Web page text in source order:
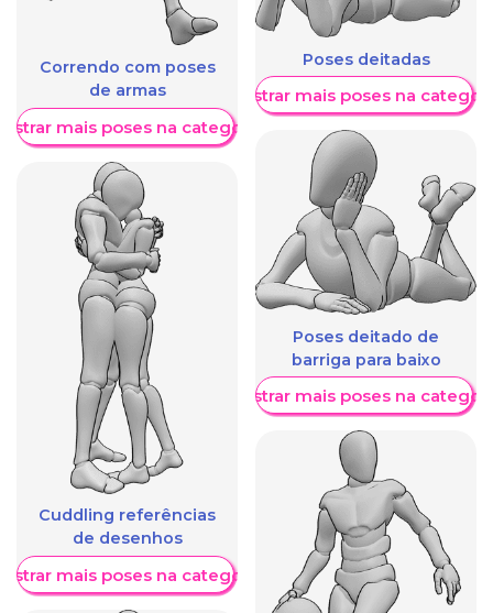
Correndo com poses
de armas
mais poses na categoria
Cuddling referências
de desenhos
mais poses na categoria
Poses deitadas
Mostrar mais poses na
Poses deitado de
barriga para baixo
Mostrar mais poses na